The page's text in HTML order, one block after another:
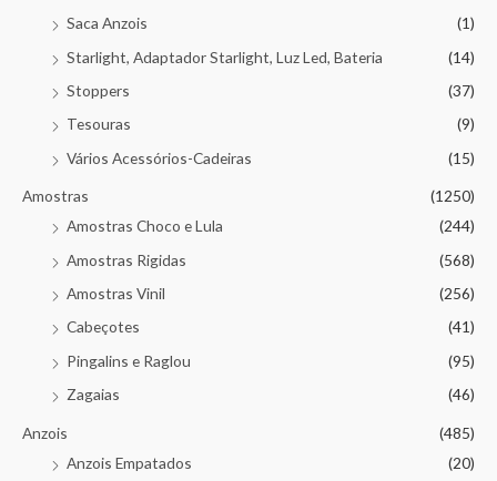
Saca Anzois
(1)
Starlight, Adaptador Starlight, Luz Led, Bateria
(14)
Stoppers
(37)
Tesouras
(9)
Vários Acessórios-Cadeiras
(15)
Amostras
(1250)
Amostras Choco e Lula
(244)
Amostras Rigidas
(568)
Amostras Vinil
(256)
Cabeçotes
(41)
Pingalins e Raglou
(95)
Zagaias
(46)
Anzois
(485)
Anzois Empatados
(20)